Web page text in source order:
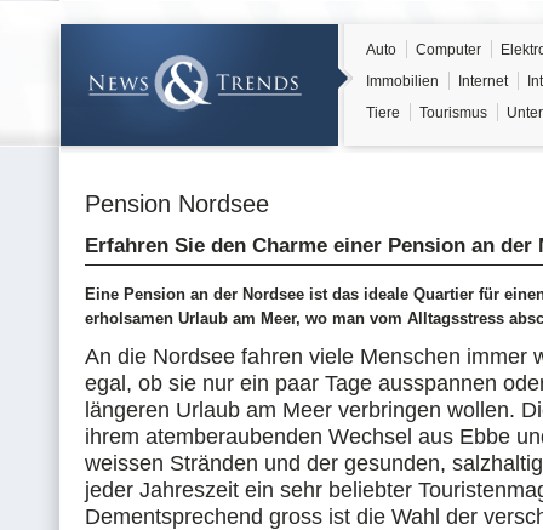
Auto Computer
Immobilien
Internet
Tiere
Tourismus
Pension Nordsee
Erfahren Sie den Charme einer Pension an der
Eine Pension an der Nordsee ist das ideale Quartier für
erholsamen Urlaub am Meer, wo man vom Alltagsstress
An die Nordsee fahren viele Menschen immer
egal, ob sie nur ein paar Tage ausspannen
längeren Urlaub am Meer verbringen wollen.
ihrem atemberaubenden Wechsel aus Ebbe
weissen Stränden und der gesunden,
jeder Jahreszeit ein sehr beliebter
Dementsprechend gross ist die Wahl der